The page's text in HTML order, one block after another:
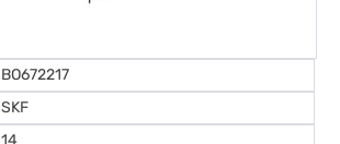
BO672217
SKF